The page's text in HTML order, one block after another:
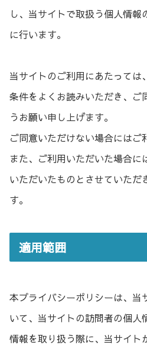
し、当サイトで取扱う個人情報
に行います。
当サイトのご利用にあたっては
条件をよくお読みいただき、ご
うお願い申し上げます。
ご同意いただけない場合にはご
また、ご利用いただいた場合に
いただいたものとさせていただ
す。
適用範囲
本プライバシーポリシーは、当
いて、当サイトの訪問者の個人
情報を取り扱う際に、当サイト